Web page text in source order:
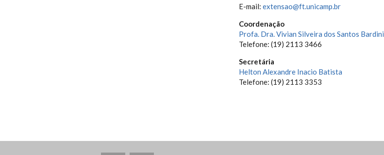
E-mail: extensao@ft.unicamp.br
Coordenação
Profa. Dra. Vivian Silveira dos Santos Bardini
Telefone: (19) 2113 3466
Secretária
Helton Alexandre Inacio Batista
Telefone: (19) 2113 3353